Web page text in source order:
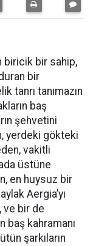
biricik bir sahip,
bir
tanrı tanımazın
baş
şehvetini
yerdeki gökteki
vakitli
üstüne
en huysuz bir
Aergia’yı
ve bir de
baş kahramanı
şarkıların